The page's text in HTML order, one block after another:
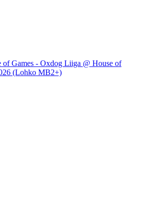
Games - Oxdog Liiga @ House of
(Lohko MB2+)